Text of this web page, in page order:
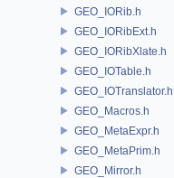
GEO_IORib.h
GEO_IORibExt.h
GEO_IORibXlate.h
GEO_IOTable.h
GEO_IOTranslator.h
GEO_Macros.h
GEO_MetaExpr.h
GEO_MetaPrim.h
GEO_Mirror.h